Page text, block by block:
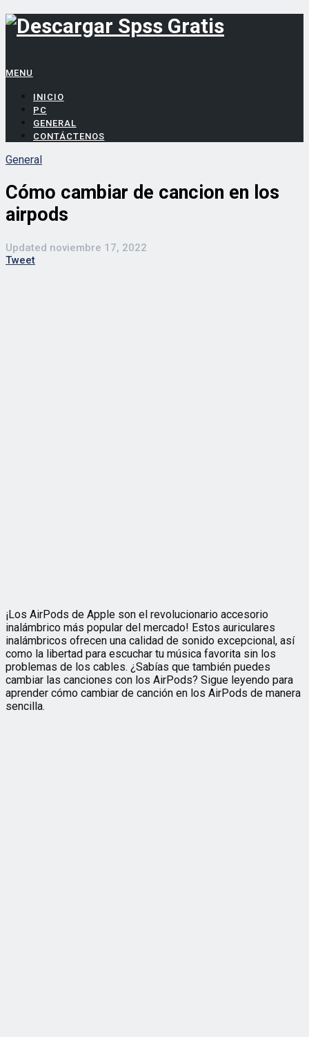
MENU
INICIO
PC
GENERAL
CONTÁCTENOS
General
Cómo cambiar de cancion en los
airpods
Updated noviembre 17, 2022
Tweet
¡Los AirPods de Apple son el revolucionario accesorio
inalámbrico más popular del mercado! Estos auriculares
inalámbricos ofrecen una calidad de sonido excepcional, así
como la libertad para escuchar tu música favorita sin los
problemas de los cables. ¿Sabías que también puedes
cambiar las canciones con los AirPods? Sigue leyendo para
aprender cómo cambiar de canción en los AirPods de manera
sencilla.